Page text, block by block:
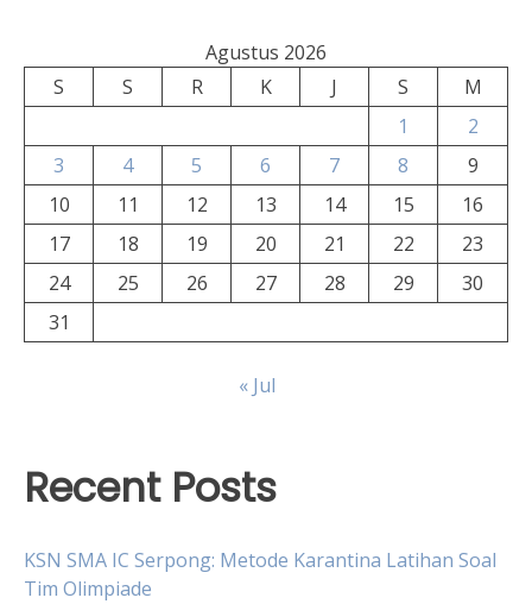
Agustus 2026
S
S R K J S
M
1
2
3
4 5 6 7 8
9
10
11 12 13 14 15
16
17
18 19 20 21 22
23
24
25 26 27 28 29
30
31
« Jul
Recent Posts
KSN SMA IC Serpong: Metode Karantina Latihan Soal
Tim Olimpiade